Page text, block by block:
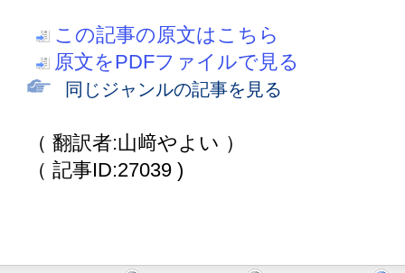
この記事の原文はこちら
原文をPDFファイルで見る
同じジャンルの記事を見る
（ 翻訳者:山﨑やよい ）
（ 記事ID:27039 )